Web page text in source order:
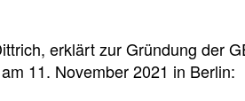
erklärt zur Gründung der
11. November 2021 in Berlin: